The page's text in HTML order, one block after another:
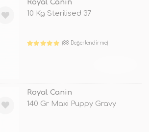
Royal Canin
10 Kg Sterilised 37
(88 Değerlendirme)
Royal Canin
140 Gr Maxi Puppy Gravy